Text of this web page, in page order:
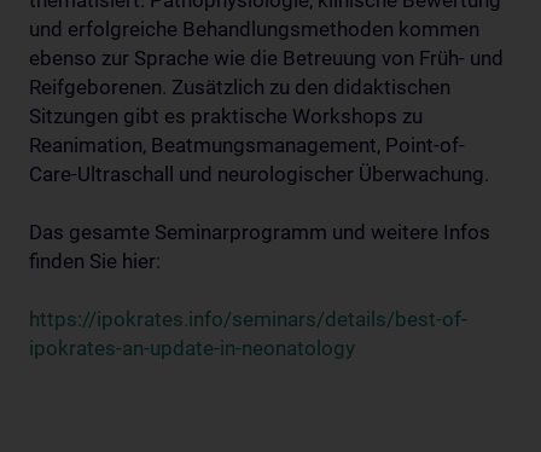
und erfolgreiche Behandlungsmethoden kommen
ebenso zur Sprache wie die Betreuung von Früh- und
Reifgeborenen. Zusätzlich zu den didaktischen
Sitzungen gibt es praktische Workshops zu
Reanimation, Beatmungsmanagement, Point-of-
Care-Ultraschall und neurologischer Überwachung.
Das gesamte Seminarprogramm und weitere Infos
finden Sie hier:
https://ipokrates.info/seminars/details/best-of-
ipokrates-an-update-in-neonatology